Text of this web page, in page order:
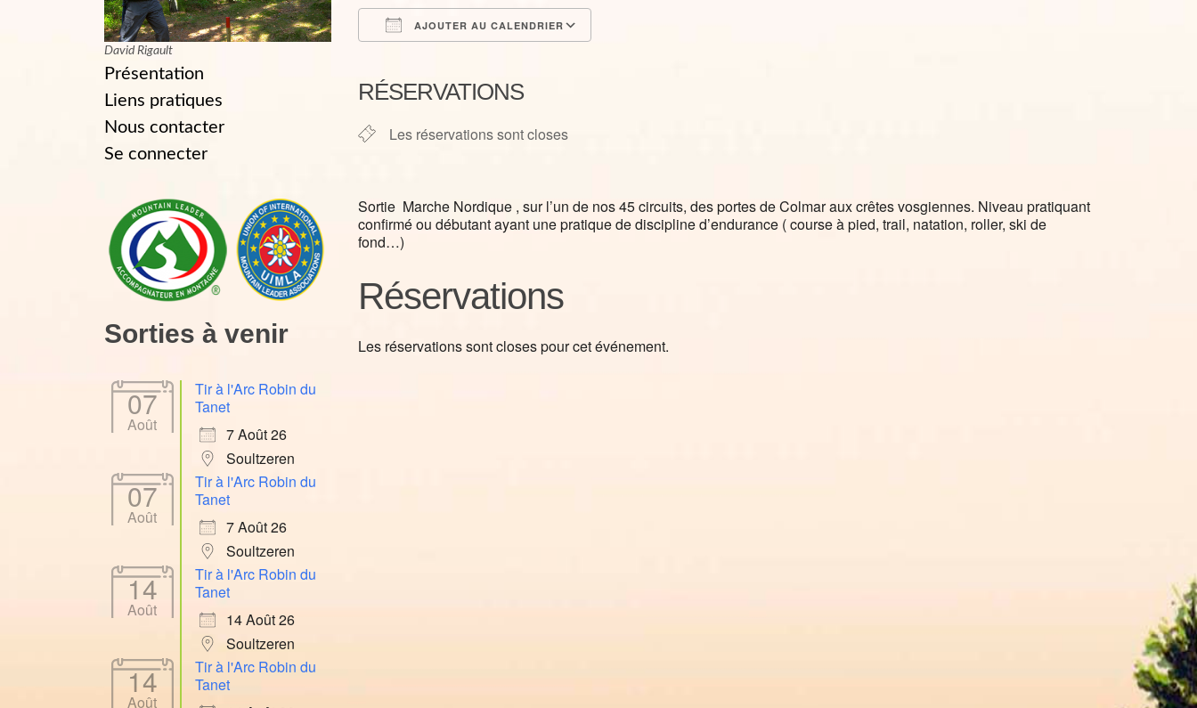
AJOUTER AU CALENDRIER
RÉSERVATIONS
Les réservations sont closes
Sortie Marche Nordique , sur l’un de nos 45 circuits, des portes de Colmar aux crêtes vosgiennes. Niveau pratiquant
confirmé ou débutant ayant une pratique de discipline d’endurance ( course à pied, trail, natation, roller, ski de
fond…)
Réservations
Les réservations sont closes pour cet événement.
David Rigault
Présentation
Liens pratiques
Nous contacter
Se connecter
Sorties à venir
07
Août
Tir à l'Arc Robin du
Tanet
7 Août 26
Soultzeren
07
Août
Tir à l'Arc Robin du
Tanet
7 Août 26
Soultzeren
14
Août
Tir à l'Arc Robin du
Tanet
14 Août 26
Soultzeren
14
Août
Tir à l'Arc Robin du
Tanet